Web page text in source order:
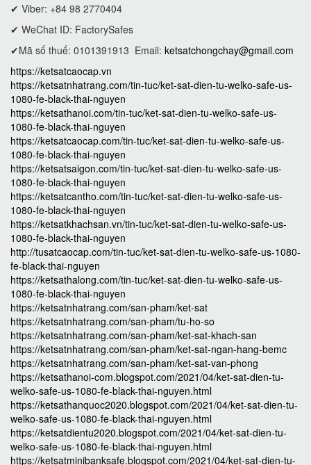
✔ Viber: +84 98 2770404
✔ WeChat ID: FactorySafes
✔Mã số thuế: 0101391913 Email: ketsatchongchay@gmail.com
https://ketsatcaocap.vn
https://ketsatnhatrang.com/tin-tuc/ket-sat-dien-tu-welko-safe-us-
1080-fe-black-thai-nguyen
https://ketsathanoi.com/tin-tuc/ket-sat-dien-tu-welko-safe-us-
1080-fe-black-thai-nguyen
https://ketsatcaocap.com/tin-tuc/ket-sat-dien-tu-welko-safe-us-
1080-fe-black-thai-nguyen
https://ketsatsaigon.com/tin-tuc/ket-sat-dien-tu-welko-safe-us-
1080-fe-black-thai-nguyen
https://ketsatcantho.com/tin-tuc/ket-sat-dien-tu-welko-safe-us-
1080-fe-black-thai-nguyen
https://ketsatkhachsan.vn/tin-tuc/ket-sat-dien-tu-welko-safe-us-
1080-fe-black-thai-nguyen
http://tusatcaocap.com/tin-tuc/ket-sat-dien-tu-welko-safe-us-1080-
fe-black-thai-nguyen
https://ketsathalong.com/tin-tuc/ket-sat-dien-tu-welko-safe-us-
1080-fe-black-thai-nguyen
https://ketsatnhatrang.com/san-pham/ket-sat
https://ketsatnhatrang.com/san-pham/tu-ho-so
https://ketsatnhatrang.com/san-pham/ket-sat-khach-san
https://ketsatnhatrang.com/san-pham/ket-sat-ngan-hang-bemc
https://ketsatnhatrang.com/san-pham/ket-sat-van-phong
https://ketsathanoi-com.blogspot.com/2021/04/ket-sat-dien-tu-
welko-safe-us-1080-fe-black-thai-nguyen.html
https://ketsathanquoc2020.blogspot.com/2021/04/ket-sat-dien-tu-
welko-safe-us-1080-fe-black-thai-nguyen.html
https://ketsatdientu2020.blogspot.com/2021/04/ket-sat-dien-tu-
welko-safe-us-1080-fe-black-thai-nguyen.html
https://ketsatminibanksafe.blogspot.com/2021/04/ket-sat-dien-tu-